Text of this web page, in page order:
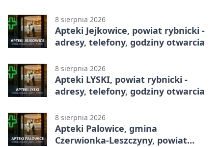
8 sierpnia 2026
Apteki Jejkowice, powiat rybnicki -
adresy, telefony, godziny otwarcia
8 sierpnia 2026
Apteki LYSKI, powiat rybnicki -
adresy, telefony, godziny otwarcia
8 sierpnia 2026
Apteki Palowice, gmina
Czerwionka-Leszczyny, powiat